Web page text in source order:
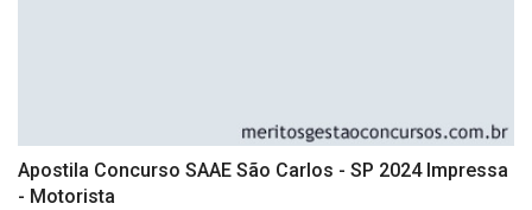
Apostila Concurso SAAE São Carlos - SP 2024 Impressa
- Motorista